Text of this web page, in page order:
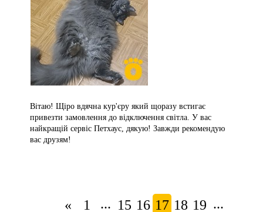
Вітаю! Щіро вдячна кур'єру який щоразу встигає
привезти замовлення до відключення світла. У вас
найкращій сервіс Петхаус, дякую! Завжди рекомендую
вас друзям!
« 1 ... 15 16 17 18 19 ...